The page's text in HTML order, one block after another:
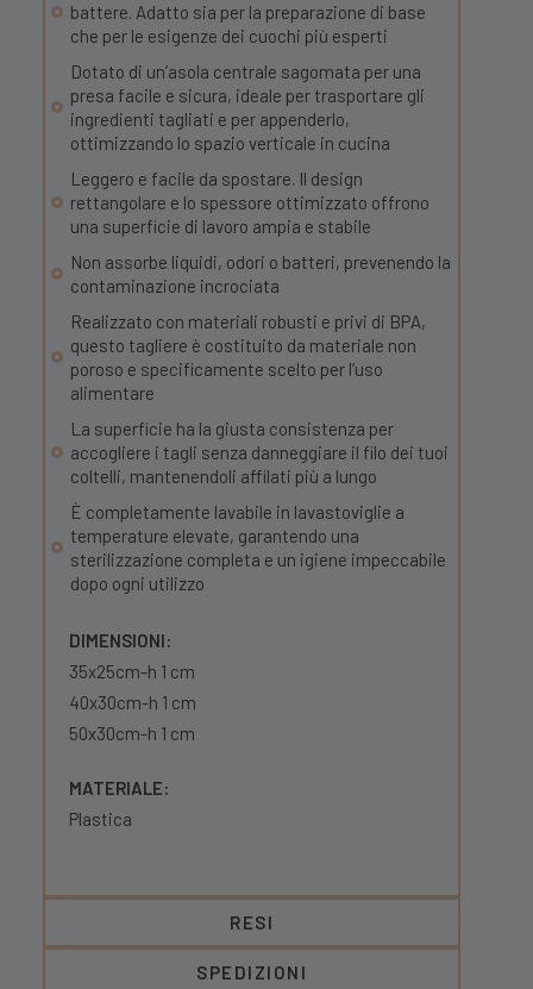
battere. Adatto sia per la preparazione di base
che per le esigenze dei cuochi più esperti
Dotato di un’asola centrale sagomata per una
presa facile e sicura, ideale per trasportare gli
ingredienti tagliati e per appenderlo,
ottimizzando lo spazio verticale in cucina
Leggero e facile da spostare. Il design
rettangolare e lo spessore ottimizzato offrono
una superficie di lavoro ampia e stabile
Non assorbe liquidi, odori o batteri, prevenendo la
contaminazione incrociata
Realizzato con materiali robusti e privi di BPA,
questo tagliere è costituito da materiale non
poroso e specificamente scelto per l’uso
alimentare
La superficie ha la giusta consistenza per
accogliere i tagli senza danneggiare il filo dei tuoi
coltelli, mantenendoli affilati più a lungo
È completamente lavabile in lavastoviglie a
temperature elevate, garantendo una
sterilizzazione completa e un igiene impeccabile
dopo ogni utilizzo
DIMENSIONI:
35x25cm-h 1 cm
40x30cm-h 1 cm
50x30cm-h 1 cm
MATERIALE:
Plastica
RESI
SPEDIZIONI